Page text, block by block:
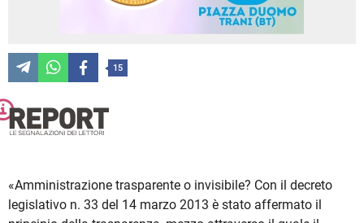
15
«Amministrazione trasparente o invisibile? Con il decreto
legislativo n. 33 del 14 marzo 2013 è stato affermato il